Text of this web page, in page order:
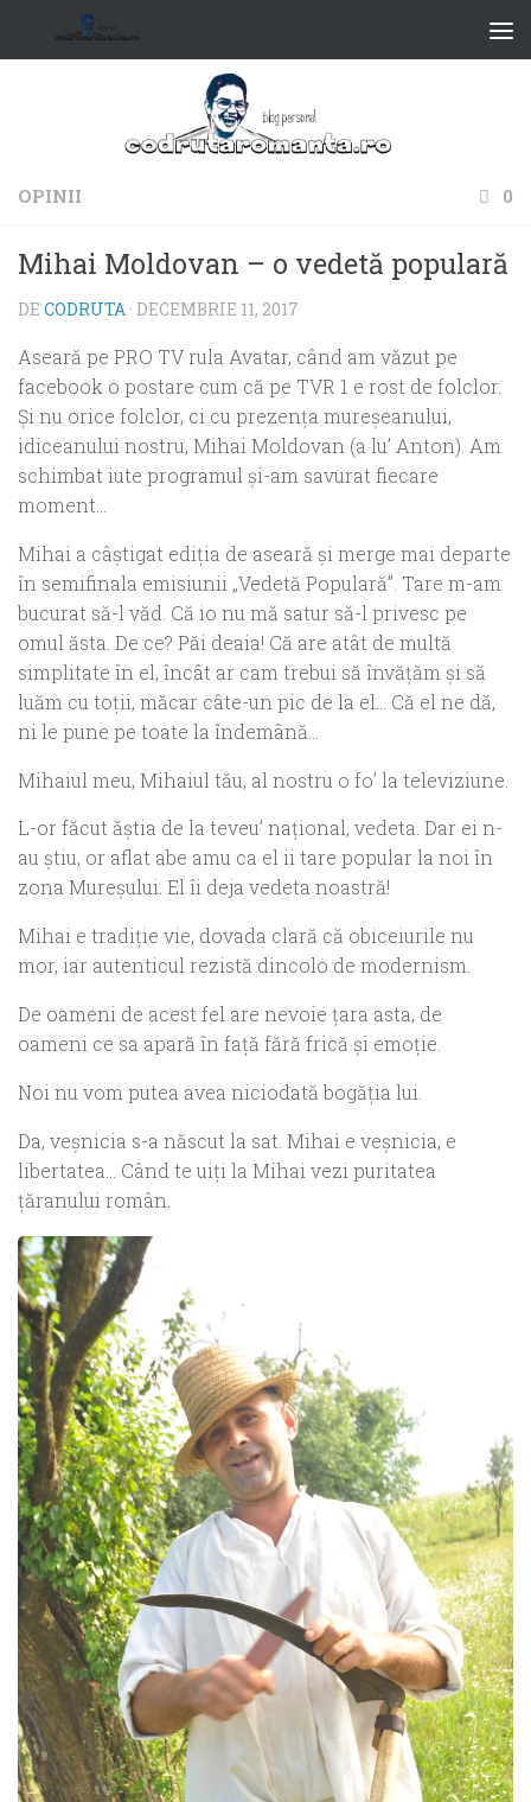
OPINII 0
Mihai Moldovan – o vedetă populară
DE CODRUTA · DECEMBRIE 11, 2017
Aseară pe PRO TV rula Avatar, când am văzut pe
facebook o postare cum că pe TVR 1 e rost de folclor.
Şi nu orice folclor, ci cu prezenţa mureşeanului,
idiceanului nostru, Mihai Moldovan (a lu’ Anton). Am
schimbat iute programul şi-am savurat fiecare
moment…
Mihai a câştigat ediţia de aseară şi merge mai departe
în semifinala emisiunii „Vedetă Populară”. Tare m-am
bucurat să-l văd. Că io nu mă satur să-l privesc pe
omul ăsta. De ce? Păi deaia! Că are atât de multă
simplitate în el, încât ar cam trebui să învăţăm şi să
luăm cu toţii, măcar câte-un pic de la el… Că el ne dă,
ni le pune pe toate la îndemână…
Mihaiul meu, Mihaiul tău, al nostru o fo’ la televiziune.
L-or făcut ăștia de la teveu’ național, vedeta. Dar ei n-
au știu, or aflat abe amu ca el ii tare popular la noi în
zona Mureșului. El îi deja vedeta noastră!
Mihai e tradiție vie, dovada clară că obiceiurile nu
mor, iar autenticul rezistă dincolo de modernism.
De oameni de acest fel are nevoie ţara asta, de
oameni ce sa apară înfaţă fără frică și emoție.
Noi nu vom putea avea niciodată bogăția lui.
Da, veșnicia s-a născut la sat. Mihai e veșnicia, e
libertatea… Când te uiţi la Mihai vezi puritatea
ţăranului român.